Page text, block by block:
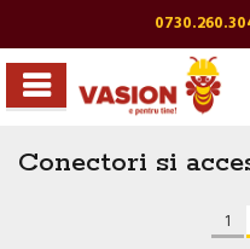
Conectori si
1